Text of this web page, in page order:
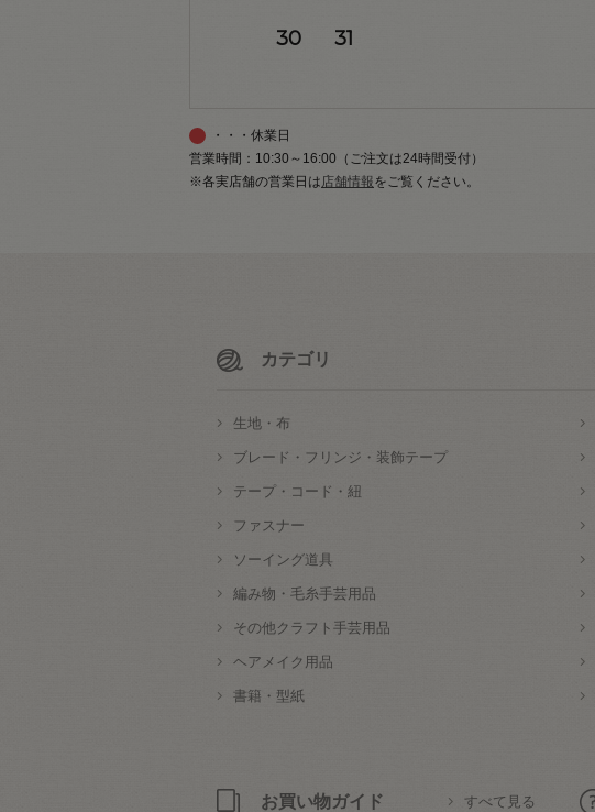
30 31
・・・休業日
営業時間：10:30～16:00（ご注文は24時間受付）
※各実店舗の営業日は店舗情報をご覧ください。
カテゴリ
生地・布
ブレード・フリンジ・装飾テープ
テープ・コード・紐
ファスナー
ソーイング道具
編み物・毛糸手芸用品
その他クラフト手芸用品
ヘアメイク用品
書籍・型紙
お買い物ガイド すべて見る